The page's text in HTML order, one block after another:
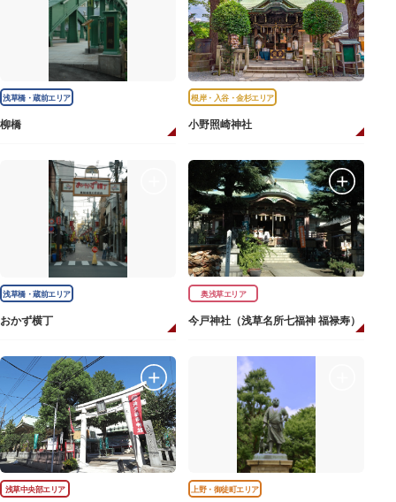
浅草橋・蔵前エリア
柳橋
根岸・入谷・金杉エリア
小野照崎神社
浅草橋・蔵前エリア
おかず横丁
奥浅草エリア
今戸神社（浅草名所七福神 福禄寿）
浅草中央部エリア 上野・御徒町エリア